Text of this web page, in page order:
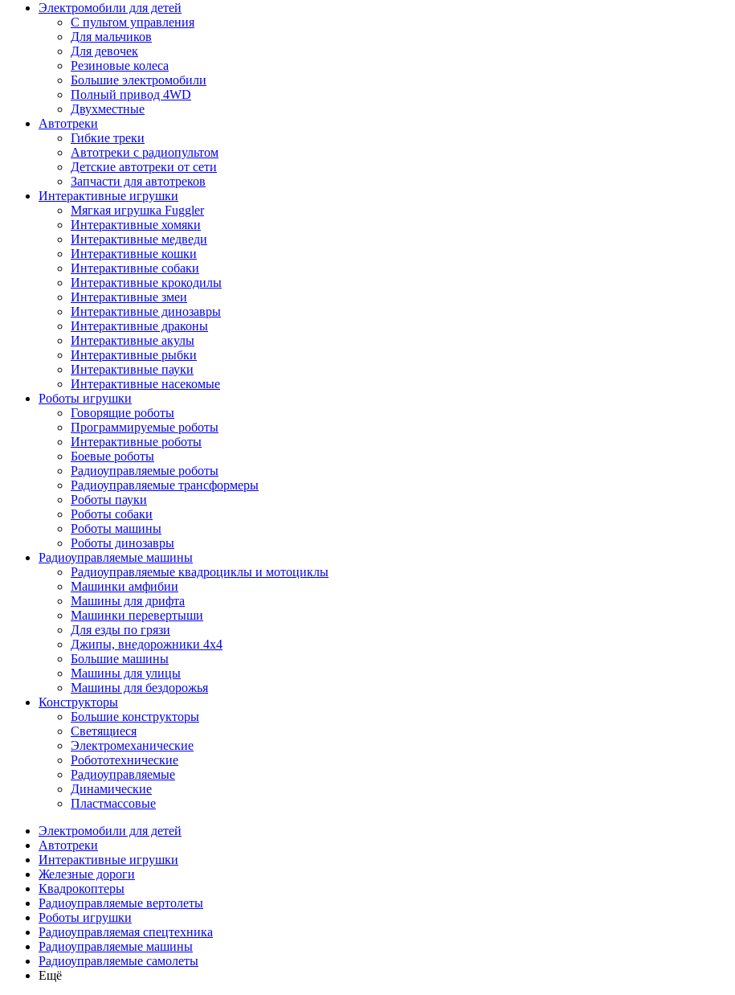
Электромобили для детей
С пультом управления
Для мальчиков
Для девочек
Резиновые колеса
Большие электромобили
Полный привод 4WD
Двухместные
Автотреки
Гибкие треки
Автотреки с радиопультом
Детские автотреки от сети
Запчасти для автотреков
Интерактивные игрушки
Мягкая игрушка Fuggler
Интерактивные хомяки
Интерактивные медведи
Интерактивные кошки
Интерактивные собаки
Интерактивные крокодилы
Интерактивные змеи
Интерактивные динозавры
Интерактивные драконы
Интерактивные акулы
Интерактивные рыбки
Интерактивные пауки
Интерактивные насекомые
Роботы игрушки
Говорящие роботы
Программируемые роботы
Интерактивные роботы
Боевые роботы
Радиоуправляемые роботы
Радиоуправляемые трансформеры
Роботы пауки
Роботы собаки
Роботы машины
Роботы динозавры
Радиоуправляемые машины
Радиоуправляемые квадроциклы и мотоциклы
Машинки амфибии
Машины для дрифта
Машинки перевертыши
Для езды по грязи
Джипы, внедорожники 4x4
Большие машины
Машины для улицы
Машины для бездорожья
Конструкторы
Большие конструкторы
Светящиеся
Электромеханические
Робототехнические
Радиоуправляемые
Динамические
Пластмассовые
Электромобили для детей
Автотреки
Интерактивные игрушки
Железные дороги
Квадрокоптеры
Радиоуправляемые вертолеты
Роботы игрушки
Радиоуправляемая спецтехника
Радиоуправляемые машины
Радиоуправляемые самолеты
Ещё